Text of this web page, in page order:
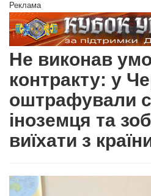
Реклама
Не виконав
контракту: у
оштрафували
іноземця та
виїхати з